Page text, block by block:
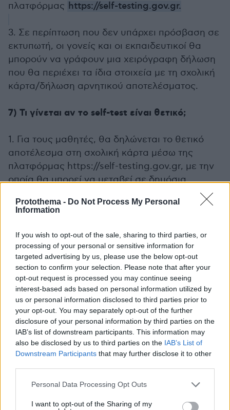
Protothema - Do Not Process My Personal
Information
If you wish to opt-out of the sale, sharing to third parties, or
processing of your personal or sensitive information for
targeted advertising by us, please use the below opt-out
section to confirm your selection. Please note that after your
opt-out request is processed you may continue seeing
interest-based ads based on personal information utilized by
us or personal information disclosed to third parties prior to
your opt-out. You may separately opt-out of the further
disclosure of your personal information by third parties on the
IAB’s list of downstream participants. This information may
also be disclosed by us to third parties on the IAB’s List of
Downstream Participants that may further disclose it to other
Please note that this website/app uses one or more Google
not limited to your visit or usage behaviour. You may click to
Personal Data Processing Opt Outs
I want to opt-out of the Sharing of my
πλατφόρμας https://self-testing.gov.gr.
3. Σε περίπτωση που δεν υπάρχει πρόσβαση σε
εκτυπωτή, οι γονείς και οι εκπαιδευτικοί θα
μπορούν να γράφουν μια χειρόγραφη δήλωση
που θα περιέχει τα ίδια στοιχεία με τη σχολική
κάρτα/δήλωση αρνητικού αποτελέσματος.
7) Τι γίνεται αν το self-test είναι θετικό;
1. Για τους μαθητές, θα δηλώνεται το θετικό
αποτέλεσμα στη σχολική κάρτα μέσω της
πλατφόρμας https://self-testing.gov.gr, με την
οποία θα μπορεί να μεταβεί σε δημόσια
δομήγια τη διενέργεια δωρεάν επαναληπτικού
rapidtest.Η λίστα με τις δημόσιες δομές
testing.gov.gr.
2. Για τους εκπαιδευτικούς, θα εκδίδεται η
δήλωση θετικού αποτελέσματος μέσω της
πλατφόρμας https://self-testing.gov.gr, με την
οποία θα μπορεί να μεταβεί σε δημόσια δομή
για τη διενέργεια δωρεάν επαναληπτικού
rapidtest.Η λίστα με τις δημόσιες δομές
περιλαμβάνεται στην πλατφόρμαhttps://self-
testing.gov.gr.
3. Αν το επαναληπτικό τεστ είναι θετικό, θα
επαναληπτικό τεστ είναι αρνητικό, οι μαθητές/